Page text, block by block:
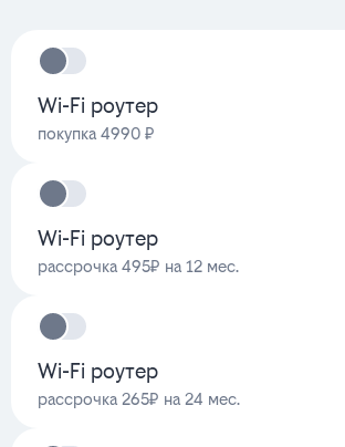
Wi-Fi роутер
покупка 4990 ₽
Wi-Fi роутер
рассрочка 495₽ на 12 мес.
Wi-Fi роутер
рассрочка 265₽ на 24 мес.